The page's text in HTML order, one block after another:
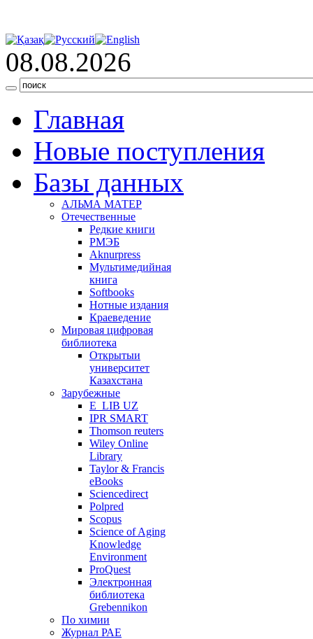
08.08.2026
Главная
Новые поступления
Базы данных
АЛЬМА МАТЕР
Отечественные
Редкие книги
РМЭБ
Аknurpress
Мультимедийная
книга
Softbooks
Нотные издания
Краеведение
Мировая цифровая
библиотека
Открытыи
университет
Казахстана
Зарубежные
E_LIB UZ
IPR SMART
Thomson reuters
Wiley Online
Library
Taylor & Francis
eBooks
Sciencedirect
Polpred
Scopus
Science of Aging
Knowledge
Environment
ProQuest
Электронная
библиотека
Grebennikon
По химии
Журнал РАЕ